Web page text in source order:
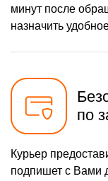
минут после
назначить
по
Курьер
подпишет с Вами